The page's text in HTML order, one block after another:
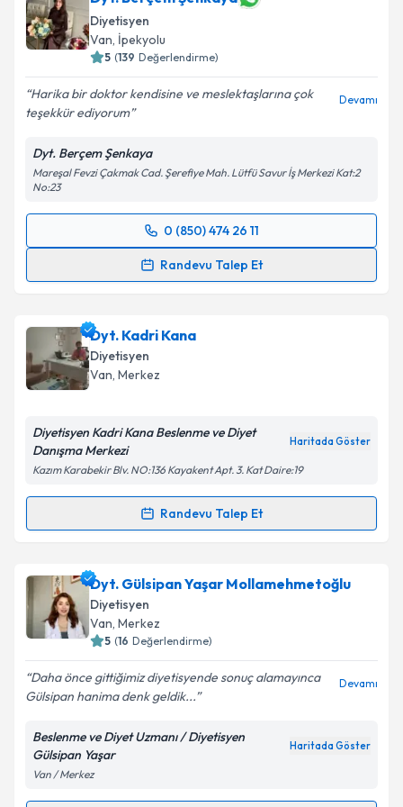
E-posta Adresiniz
Kişisel verilerimin işlenmesine ilişkin
kapsamda işlenmesini kabul ediyorum.
Takvim Talebini Gönder
Diyetisyen
Van, İpekyolu
5 (139 Değerlendirme)
Harika bir doktor kendisine ve meslektaşlarına çok
teşekkür ediyorum
Devamı
Dyt. Berçem Şenkaya
Mareşal Fevzi Çakmak Cad. Şerefiye Mah. Lütfü Savur İş Merkezi Kat:2
No:23
0 (850) 474 26 11
Randevu Talep Et
Randevu Takvimi Talebi
takvim hazırlandığında e-posta ile bilgilendireceğiz.
E-posta Adresiniz
Kişisel verilerimin işlenmesine ilişkin
Metni'ni okudum ve kişisel verilerimin belirtilen
kapsamda işlenmesini kabul ediyorum.
Dyt. Kadri Kana
Diyetisyen
Van, Merkez
Diyetisyen Kadri Kana Beslenme ve Diyet
Danışma Merkezi
Haritada Göster
Kazım Karabekir Blv. NO:136 Kayakent Apt. 3. Kat Daire:19
Randevu Talep Et
Randevu Takvimi Talebi
Dyt. Kadri Kanaiçin randevu takvimi talebi oluşturun.
Size bu uzmandan randevu almanız için bir takvim
hazırlandığında e-posta ile bilgilendireceğiz.
Kişisel verilerimin işlenmesine ilişkin
Aydınlatma
Metni
kapsamda işlenmesini kabul ediyorum.
Dyt. Gülsipan Yaşar Mollamehmetoğlu
Diyetisyen
Van, Merkez
5 (16 Değerlendirme)
Daha önce gittiğimiz diyetisyende sonuç alamayınca
Gülsipan hanima denk geldik...
Devamı
Beslenme ve Diyet Uzmanı / Diyetisyen
Gülsipan Yaşar
Haritada Göster
Van / Merkez